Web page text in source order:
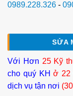
0989.228.326 -
SỬA
Với Hơn 25 Kỹ
cho quý KHở 22
dịch vụ tận nơi